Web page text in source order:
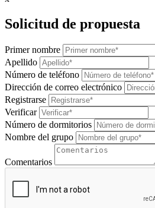
Solicitud de propuesta
Primer nombre
Apellido
Número de teléfono
Dirección de correo electrónico
Registrarse
Verificar
Número de dormitorios
Nombre del grupo
Comentarios